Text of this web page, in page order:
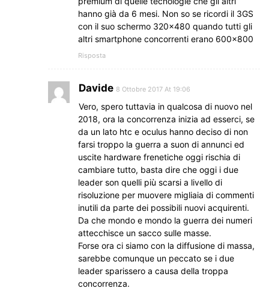
hanno già da 6 mesi. Non so se ricordi il 3GS
con il suo schermo 320×480 quando tutti gli
altri smartphone concorrenti erano 600×800
Risposta
Davide 8 Ottobre 2017 At 19:06
Vero, spero tuttavia in qualcosa di nuovo nel
2018, ora la concorrenza inizia ad esserci, se
da un lato htc e oculus hanno deciso di non
farsi troppo la guerra a suon di annunci ed
uscite hardware frenetiche oggi rischia di
cambiare tutto, basta dire che oggi i due
leader son quelli più scarsi a livello di
risoluzione per muovere migliaia di commenti
inutili da parte dei possibili nuovi acquirenti.
Da che mondo e mondo la guerra dei numeri
attecchisce un sacco sulle masse.
Forse ora ci siamo con la diffusione di massa,
sarebbe comunque un peccato se i due
leader sparissero a causa della troppa
concorrenza.